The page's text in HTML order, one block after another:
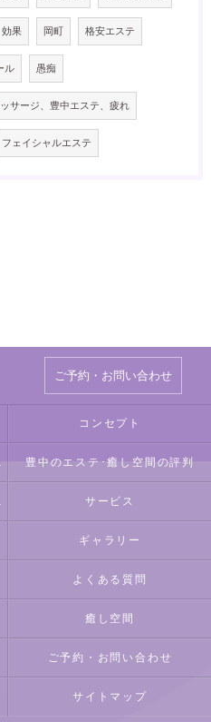
効果 岡町 格安エステ
ル 愚痴
サージ、豊中エステ、疲れ
フェイシャルエステ
ご予約・お問い合わせ
コンセプト
報 豊中のエステ･癒し空間の評判
声 サービス
ギャラリー
よくある質問
癒し空間
ご予約・お問い合わせ
サイトマップ